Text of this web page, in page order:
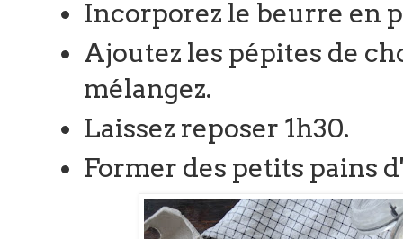
Incorporez le beurre en
Ajoutez les pépites de
mélangez.
Laissez reposer 1h30.
Former des petits pains